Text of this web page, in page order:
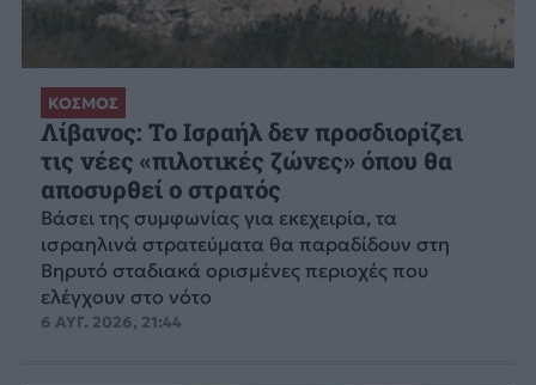
ΚΟΣΜΟΣ
Λίβανος: Το Ισραήλ δεν προσδιορίζει
τις νέες «πιλοτικές ζώνες» όπου θα
αποσυρθεί ο στρατός
Βάσει της συμφωνίας για εκεχειρία, τα
ισραηλινά στρατεύματα θα παραδίδουν στη
Βηρυτό σταδιακά ορισμένες περιοχές που
ελέγχουν στο νότο
6 ΑΥΓ. 2026, 21:44